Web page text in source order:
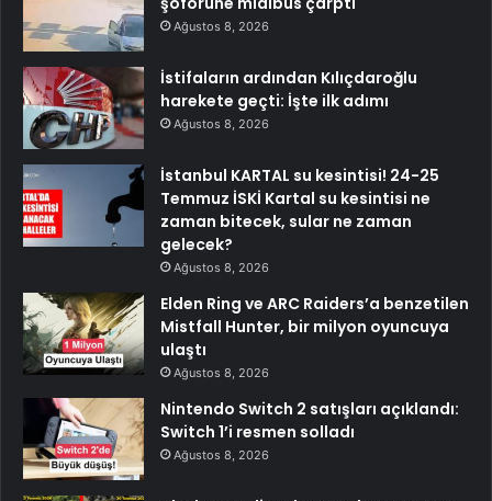
Ağustos 8, 2026
İstifaların ardından Kılıçdaroğlu
harekete geçti: İşte ilk adımı
Ağustos 8, 2026
İstanbul KARTAL su kesintisi! 24-25
Temmuz İSKİ Kartal su kesintisi ne
zaman bitecek, sular ne zaman
gelecek?
Ağustos 8, 2026
Elden Ring ve ARC Raiders’a benzetilen
Mistfall Hunter, bir milyon oyuncuya
ulaştı
Ağustos 8, 2026
Nintendo Switch 2 satışları açıklandı:
Switch 1’i resmen solladı
Ağustos 8, 2026